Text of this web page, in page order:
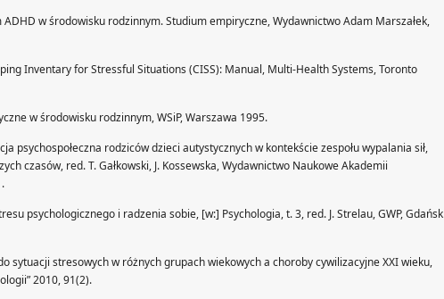
ADHD w środowisku rodzinnym. Studium empiryczne, Wydawnictwo Adam Marszałek,
Inventary for Stressful Situations (CISS): Manual, Multi-Health Systems, Toronto
w środowisku rodzinnym, WSiP, Warszawa 1995.
psychospołeczna rodziców dzieci autystycznych w kontekście zespołu wypalania sił,
czasów, red. T. Gałkowski, J. Kossewska, Wydawnictwo Naukowe Akademii
psychologicznego i radzenia sobie, [w:] Psychologia, t. 3, red. J. Strelau, GWP, Gdańsk
sytuacji stresowych w różnych grupach wiekowych a choroby cywilizacyjne XXI wieku,
2010, 91(2).